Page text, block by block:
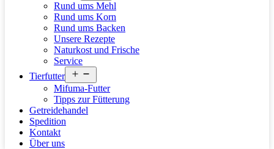
Rund ums Mehl
Rund ums Korn
Rund ums Backen
Unsere Rezepte
Naturkost und Frische
Service
Tierfutter
öffnen
Mifuma-Futter
Tipps zur Fütterung
Getreidehandel
Spedition
Kontakt
Über uns